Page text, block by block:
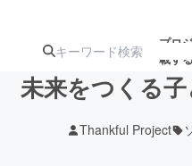
プロ
載す
未来をつくる
Thankful Project